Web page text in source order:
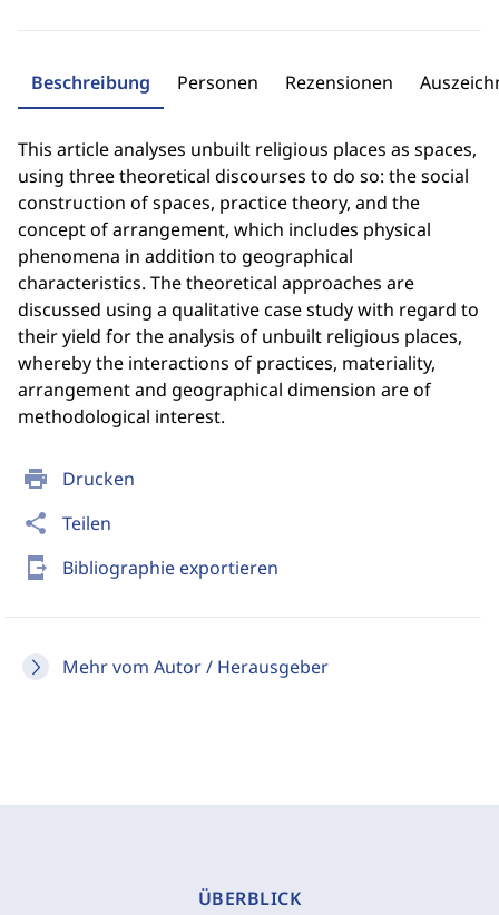
print Drucken
share Teilen
send_to_mobile Bibliographie exportieren
Mehr vom Autor / Herausgeber
Beschreibung Personen Rezensionen
This article analyses unbuilt religious places as spaces,
using three theoretical discourses to do so: the social
construction of spaces, practice theory, and the
concept of arrangement, which includes physical
phenomena in addition to geographical
characteristics. The theoretical approaches are
discussed using a qualitative case study with regard to
their yield for the analysis of unbuilt religious places,
whereby the interactions of practices, materiality,
arrangement and geographical dimension are of
methodological interest.
ÜBERBLICK